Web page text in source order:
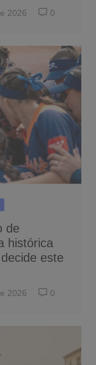
2026 0
de
histórica
este
2026 0